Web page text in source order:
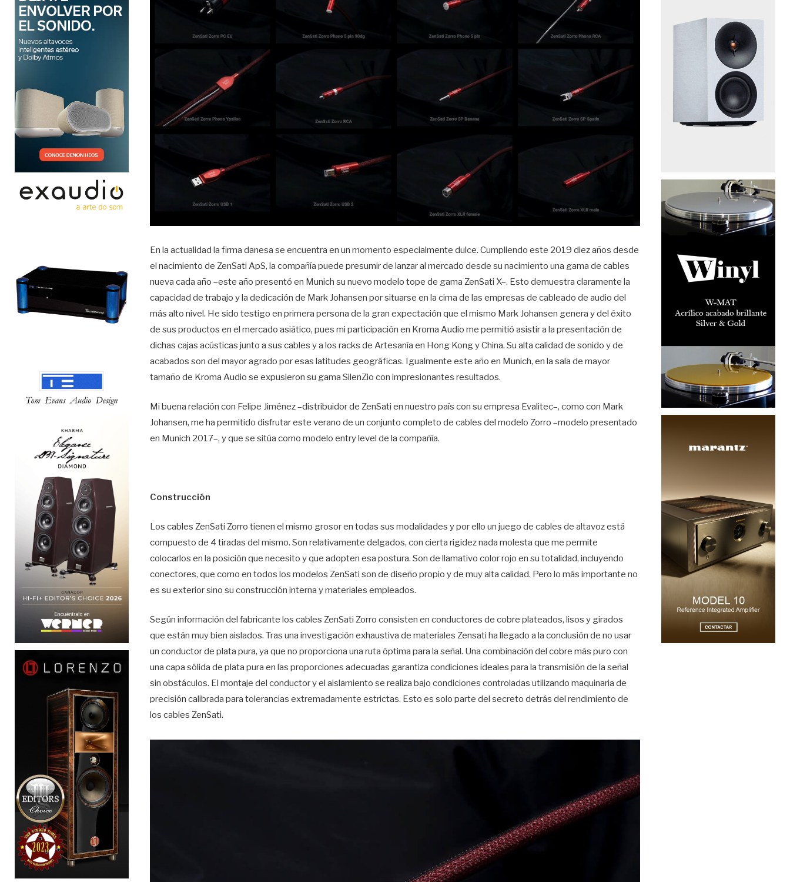
En la actualidad la firma danesa se encuentra en un momento especialmente dulce. Cumpliendo este 2019 diez años desde
el nacimiento de ZenSati ApS, la compañía puede presumir de lanzar al mercado desde su nacimiento una gama de cables
nueva cada año –este año presentó en Munich su nuevo modelo tope de gama ZenSati X–. Esto demuestra claramente la
capacidad de trabajo y la dedicación de Mark Johansen por situarse en la cima de las empresas de cableado de audio del
más alto nivel. He sido testigo en primera persona de la gran expectación que el mismo Mark Johansen genera y del éxito
de sus productos en el mercado asiático, pues mi participación en Kroma Audio me permitió asistir a la presentación de
dichas cajas acústicas junto a sus cables y a los racks de Artesanía en Hong Kong y China. Su alta calidad de sonido y de
acabados son del mayor agrado por esas latitudes geográficas. Igualmente este año en Munich, en la sala de mayor
tamaño de Kroma Audio se expusieron su gama SilenZio con impresionantes resultados.
Mi buena relación con Felipe Jiménez –distribuidor de ZenSati en nuestro país con su empresa Evalitec–, como con Mark
Johansen, me ha permitido disfrutar este verano de un conjunto completo de cables del modelo Zorro –modelo presentado
en Munich 2017–, y que se sitúa como modelo entry level de la compañía.
Construcción
Los cables ZenSati Zorro tienen el mismo grosor en todas sus modalidades y por ello un juego de cables de altavoz está
compuesto de 4 tiradas del mismo. Son relativamente delgados, con cierta rigidez nada molesta que me permite
colocarlos en la posición que necesito y que adopten esa postura. Son de llamativo color rojo en su totalidad, incluyendo
conectores, que como en todos los modelos ZenSati son de diseño propio y de muy alta calidad. Pero lo más importante no
es su exterior sino su construcción interna y materiales empleados.
Según información del fabricante los cables ZenSati Zorro consisten en conductores de cobre plateados, lisos y girados
que están muy bien aislados. Tras una investigación exhaustiva de materiales Zensati ha llegado a la conclusión de no usar
un conductor de plata pura, ya que no proporciona una ruta óptima para la señal. Una combinación del cobre más puro con
una capa sólida de plata pura en las proporciones adecuadas garantiza condiciones ideales para la transmisión de la señal
sin obstáculos. El montaje del conductor y el aislamiento se realiza bajo condiciones controladas utilizando maquinaria de
precisión calibrada para tolerancias extremadamente estrictas. Esto es solo parte del secreto detrás del rendimiento de
los cables ZenSati.